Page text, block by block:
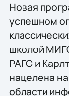
Новая
успешном
школой
РАГС и
нацелена
области